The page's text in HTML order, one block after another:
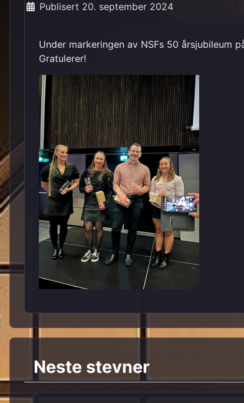
Publisert 20. september 2024
Under markeringen av NSFs 50 årsjubileum
Gratulerer!
Neste stevner